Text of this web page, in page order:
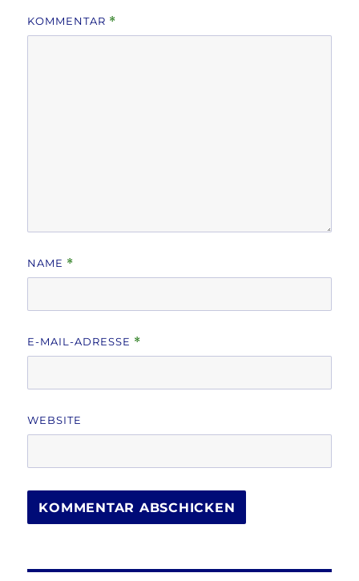
KOMMENTAR *
NAME *
E-MAIL-ADRESSE *
WEBSITE